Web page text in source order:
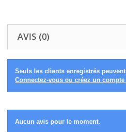
AVIS (0)
Seuls les clients enregistrés
Connectez-vous ou créez un compte
Aucun avis pour le moment.